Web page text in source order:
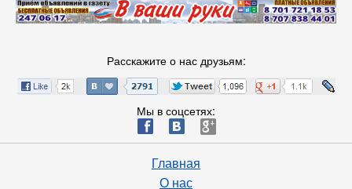
Расскажите о нас друзьям:
Мы в соцсетях:
ä æ è
Главная
О нас